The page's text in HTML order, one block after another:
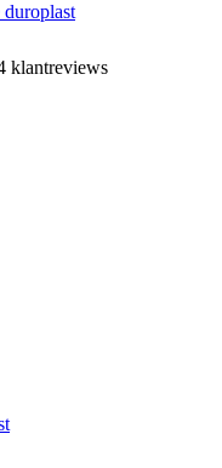
klantreviews